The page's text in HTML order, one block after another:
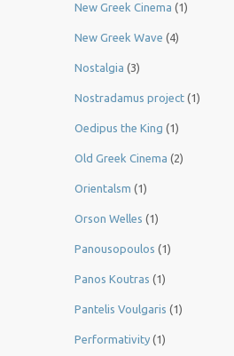
New Greek Cinema (1)
New Greek Wave (4)
Nostalgia (3)
Nostradamus project (1)
Oedipus the King (1)
Old Greek Cinema (2)
Orientalsm (1)
Orson Welles (1)
Panousopoulos (1)
Panos Koutras (1)
Pantelis Voulgaris (1)
Performativity (1)